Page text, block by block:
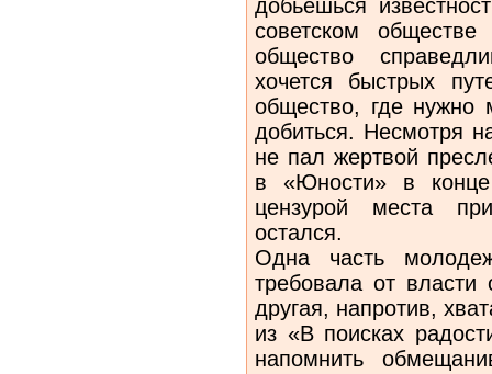
добьешься
советском
общество
хочется быстрых
общество, где нужно
добиться. Несмотря
не пал жертвой
в «Юности» в
цензурой места
остался.
Одна часть
требовала от
другая, напротив,
из «В поисках
напомнить